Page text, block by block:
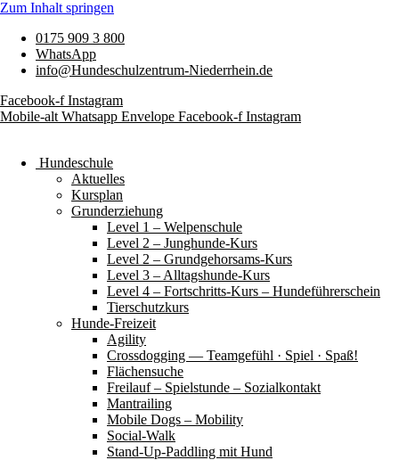
Zum Inhalt springen
0175 909 3 800
WhatsApp
info@Hundeschulzentrum-Niederrhein.de
Facebook-f Instagram
Mobile-alt Whatsapp Envelope Facebook-f Instagram
Hundeschule
Aktuelles
Kursplan
Grunderziehung
Level 1 – Welpenschule
Level 2 – Junghunde-Kurs
Level 2 – Grundgehorsams-Kurs
Level 3 – Alltagshunde-Kurs
Level 4 – Fortschritts-Kurs – Hundeführerschein
Tierschutzkurs
Hunde-Freizeit
Agility
Crossdogging — Teamgefühl · Spiel · Spaß!
Flächensuche
Freilauf – Spielstunde – Sozialkontakt
Mantrailing
Mobile Dogs – Mobility
Social-Walk
Stand-Up-Paddling mit Hund